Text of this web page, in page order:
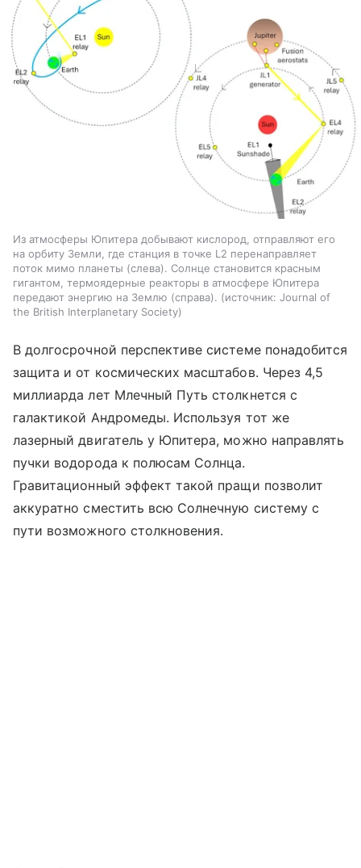
Из атмосферы Юпитера добывают кислород, отправляют его
на орбиту Земли, где станция в точке L2 перенаправляет
поток мимо планеты (слева). Солнце становится красным
гигантом, термоядерные реакторы в атмосфере Юпитера
передают энергию на Землю (справа).
источник: Journal of
the British Interplanetary Society
В долгосрочной перспективе системе понадобится
защита и от космических масштабов. Через 4,5
миллиарда лет Млечный Путь столкнется с
галактикой Андромеды. Используя тот же
лазерный двигатель у Юпитера, можно направлять
пучки водорода к полюсам Солнца.
Гравитационный эффект такой пращи позволит
аккуратно сместить всю Солнечную систему с
пути возможного столкновения.